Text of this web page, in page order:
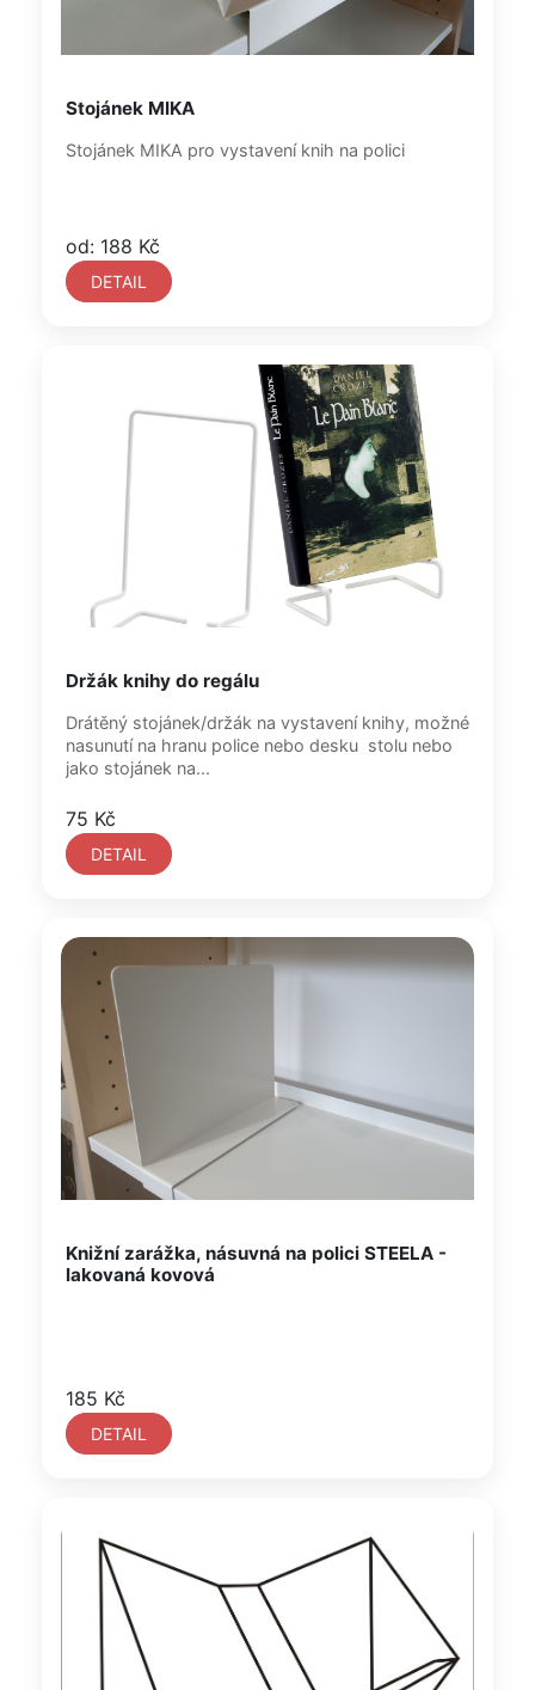
Stojánek MIKA
Stojánek MIKA pro vystavení knih na polici
od: 188 Kč
DETAIL
Držák knihy do regálu
Drátěný stojánek/držák na vystavení knihy, možné
nasunutí na hranu police nebo desku stolu nebo
jako stojánek na...
75 Kč
DETAIL
Knižní zarážka, násuvná na polici STEELA -
lakovaná kovová
185 Kč
DETAIL